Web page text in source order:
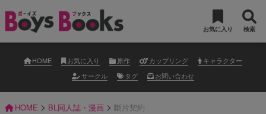
お気に入り 検索
HOME お気に入り 原作 カップリング
キャラクター
サークル
タグ お問い合わせ
HOME > BL同人誌・漫画 > 斷片契約